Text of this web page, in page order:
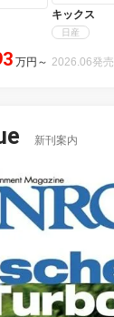
万円 ～
キックス
日産
2026.06発売
新刊案内